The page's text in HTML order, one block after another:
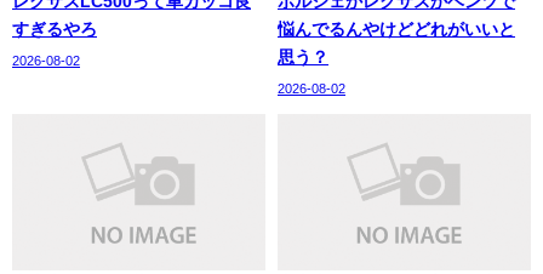
すぎるやろ
2026-08-02
悩んでるんやけどどれがいいと
思う？
2026-08-02